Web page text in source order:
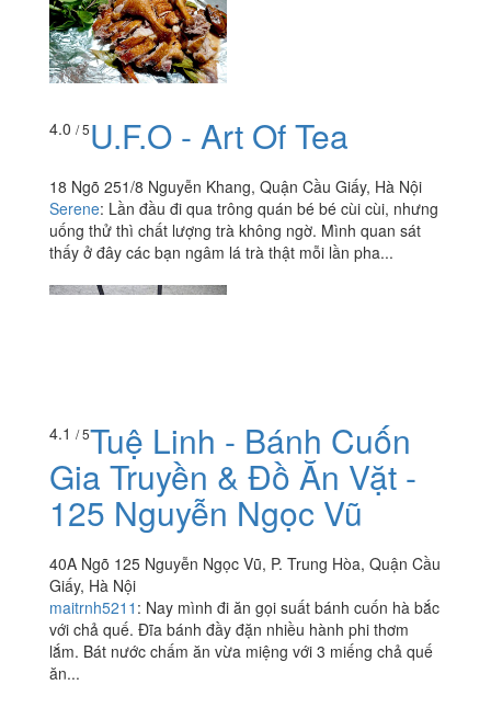
4.0 / 5U.F.O - Art Of Tea
18 Ngõ 251/8 Nguyễn Khang, Quận Cầu Giấy, Hà Nội
Serene: Lần đầu đi qua trông quán bé bé cùi cùi, nhưng
uống thử thì chất lượng trà không ngờ. Mình quan sát
thấy ở đây các bạn ngâm lá trà thật mỗi lần pha...
4.1 / 5Tuệ Linh - Bánh Cuốn
Gia Truyền & Đồ Ăn Vặt -
125 Nguyễn Ngọc Vũ
40A Ngõ 125 Nguyễn Ngọc Vũ, P. Trung Hòa, Quận Cầu
Giấy, Hà Nội
maitrnh5211 : Nay mình đi ăn gọi suất bánh cuốn hà bắc
với chả quế. Đĩa bánh đầy đặn nhiều hành phi thơm
lắm. Bát nước chấm ăn vừa miệng với 3 miếng chả quế
ăn...